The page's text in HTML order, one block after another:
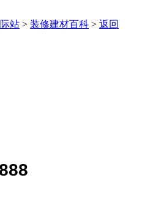
站 > 装修建材百科 > 返回